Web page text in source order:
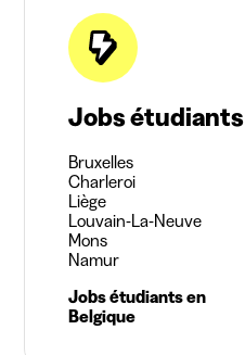
Jobs étudiants
Bruxelles
Charleroi
Liège
Louvain-La-Neuve
Mons
Namur
Jobs étudiants en
Belgique